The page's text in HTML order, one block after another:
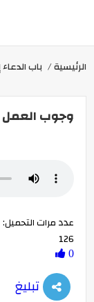
الرئيسية باب الدعاء
وجوب العمل
عدد مرات التحميل:
126
0
تبليغ